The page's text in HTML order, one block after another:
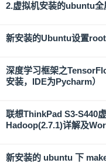
2.虚拟机安装的ubuntu全
新安装的Ubuntu设置
深度学习框架之
安装，IDE为Pycharm）
联想ThinkPad S3-S440
Hadoop(2.7.1)详解及
新安装的 ubuntu 下